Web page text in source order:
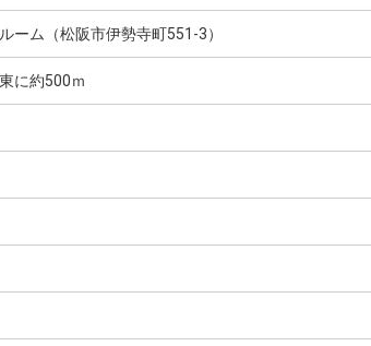
ム（松阪市伊勢寺町551-3）
に約500ｍ